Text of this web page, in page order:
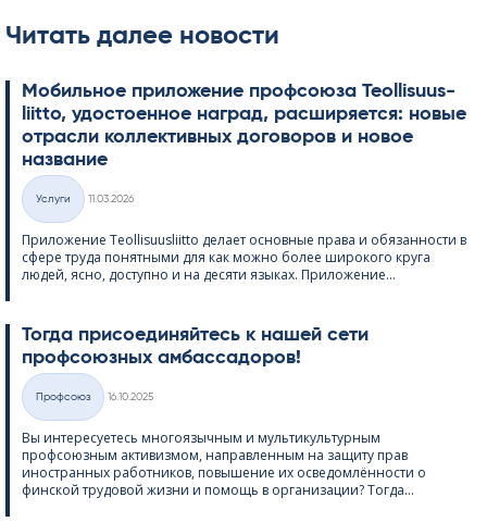
Читать далее новости
Мобильное приложение профсоюза Teol­li­suus­
liitto, удостоенное наград, расширяется: новые
отрасли коллективных договоров и новое
название
Категории
Услуги
11.03.2026
Приложение Teol­li­suus­liitto делает основные права и обязанности в
сфере труда понятными для как можно более широкого круга
людей, ясно, доступно и на десяти языках. Приложение...
Тогда присоединяйтесь к нашей сети
профсоюзных амбассадоров!
Категории
Профсоюз
16.10.2025
Вы интересуетесь многоязычным и мультикультурным
профсоюзным активизмом, направленным на защиту прав
иностранных работников, повышение их осведомлённости о
финской трудовой жизни и помощь в организации? Тогда...